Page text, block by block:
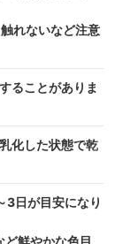
れないなど注意
ることがありま
化した状態で乾
3日が目安になり